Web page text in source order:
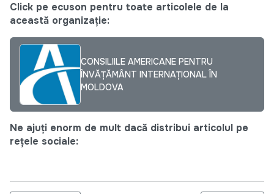
Click pe ecuson pentru toate articolele de la
această organizație:
CONSILIILE AMERICANE PENTRU
ÎNVĂȚĂMÂNT INTERNAȚIONAL ÎN
MOLDOVA
Ne ajuți enorm de mult dacă distribui articolul pe
rețele sociale: